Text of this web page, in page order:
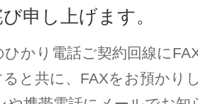
申し上げます。
ひかり電話ご契約回線に
ると共に、FAXをお預かり